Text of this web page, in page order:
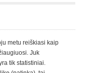
metu reiškiasi kaip
Juk
tik statistiniai.